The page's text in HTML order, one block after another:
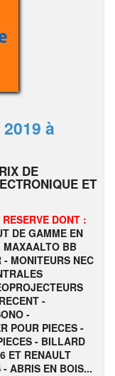
à
DE
ET
DONT :
DE GAMME EN
MAXAALTO BB
MONITEURS NEC
-
-
POUR PIECES -
- BILLARD
ET RENAULT
ABRIS EN BOIS...